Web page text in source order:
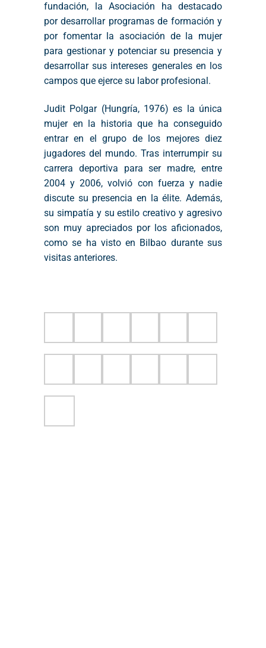
fundación, la Asociación ha destacado
por desarrollar programas de formación y
por fomentar la asociación de la mujer
para gestionar y potenciar su presencia y
desarrollar sus intereses generales en los
campos que ejerce su labor profesional.
Judit Polgar (Hungría, 1976) es la única
mujer en la historia que ha conseguido
entrar en el grupo de los mejores diez
jugadores del mundo. Tras interrumpir su
carrera deportiva para ser madre, entre
2004 y 2006, volvió con fuerza y nadie
discute su presencia en la élite. Además,
su simpatía y su estilo creativo y agresivo
son muy apreciados por los aficionados,
como se ha visto en Bilbao durante sus
visitas anteriores.